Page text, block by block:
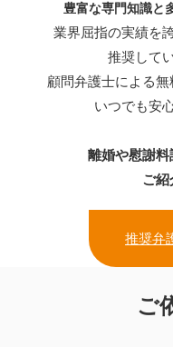
豊富な専門知識と
業界屈指の実績を
推奨して
顧問弁護士による無
いつでも安
離婚や慰謝
ご紹
推奨弁
ご